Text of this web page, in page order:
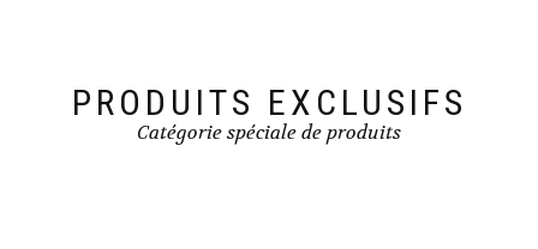
PRODUITS EXCLUSIFS
Catégorie spéciale de produits